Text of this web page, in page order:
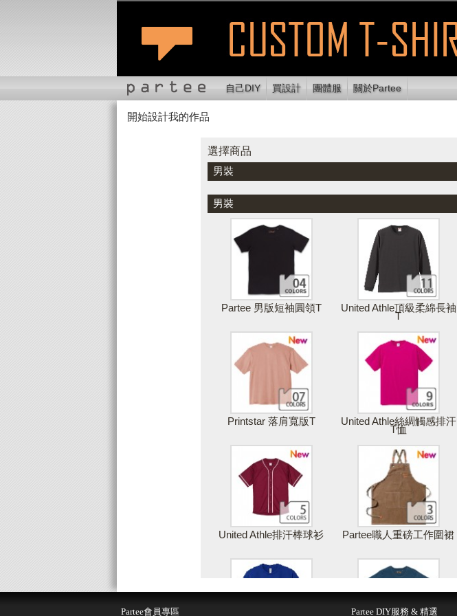
自己DIY 買設計 團體服 關於Partee
開始設計我的作品
切換位置
取得報價
選擇商品
男裝
男裝
Partee 男版短袖圓領T United Athle頂級柔綿長袖
T
Printstar 落肩寬版T United Athle絲綢觸感排汗
T恤
United Athle排汗棒球衫 Partee職人重磅工作圍裙
Partee會員專區 Partee DIY服務 & 精選